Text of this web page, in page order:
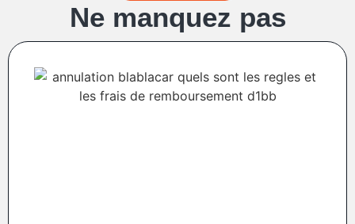
Ne manquez pas